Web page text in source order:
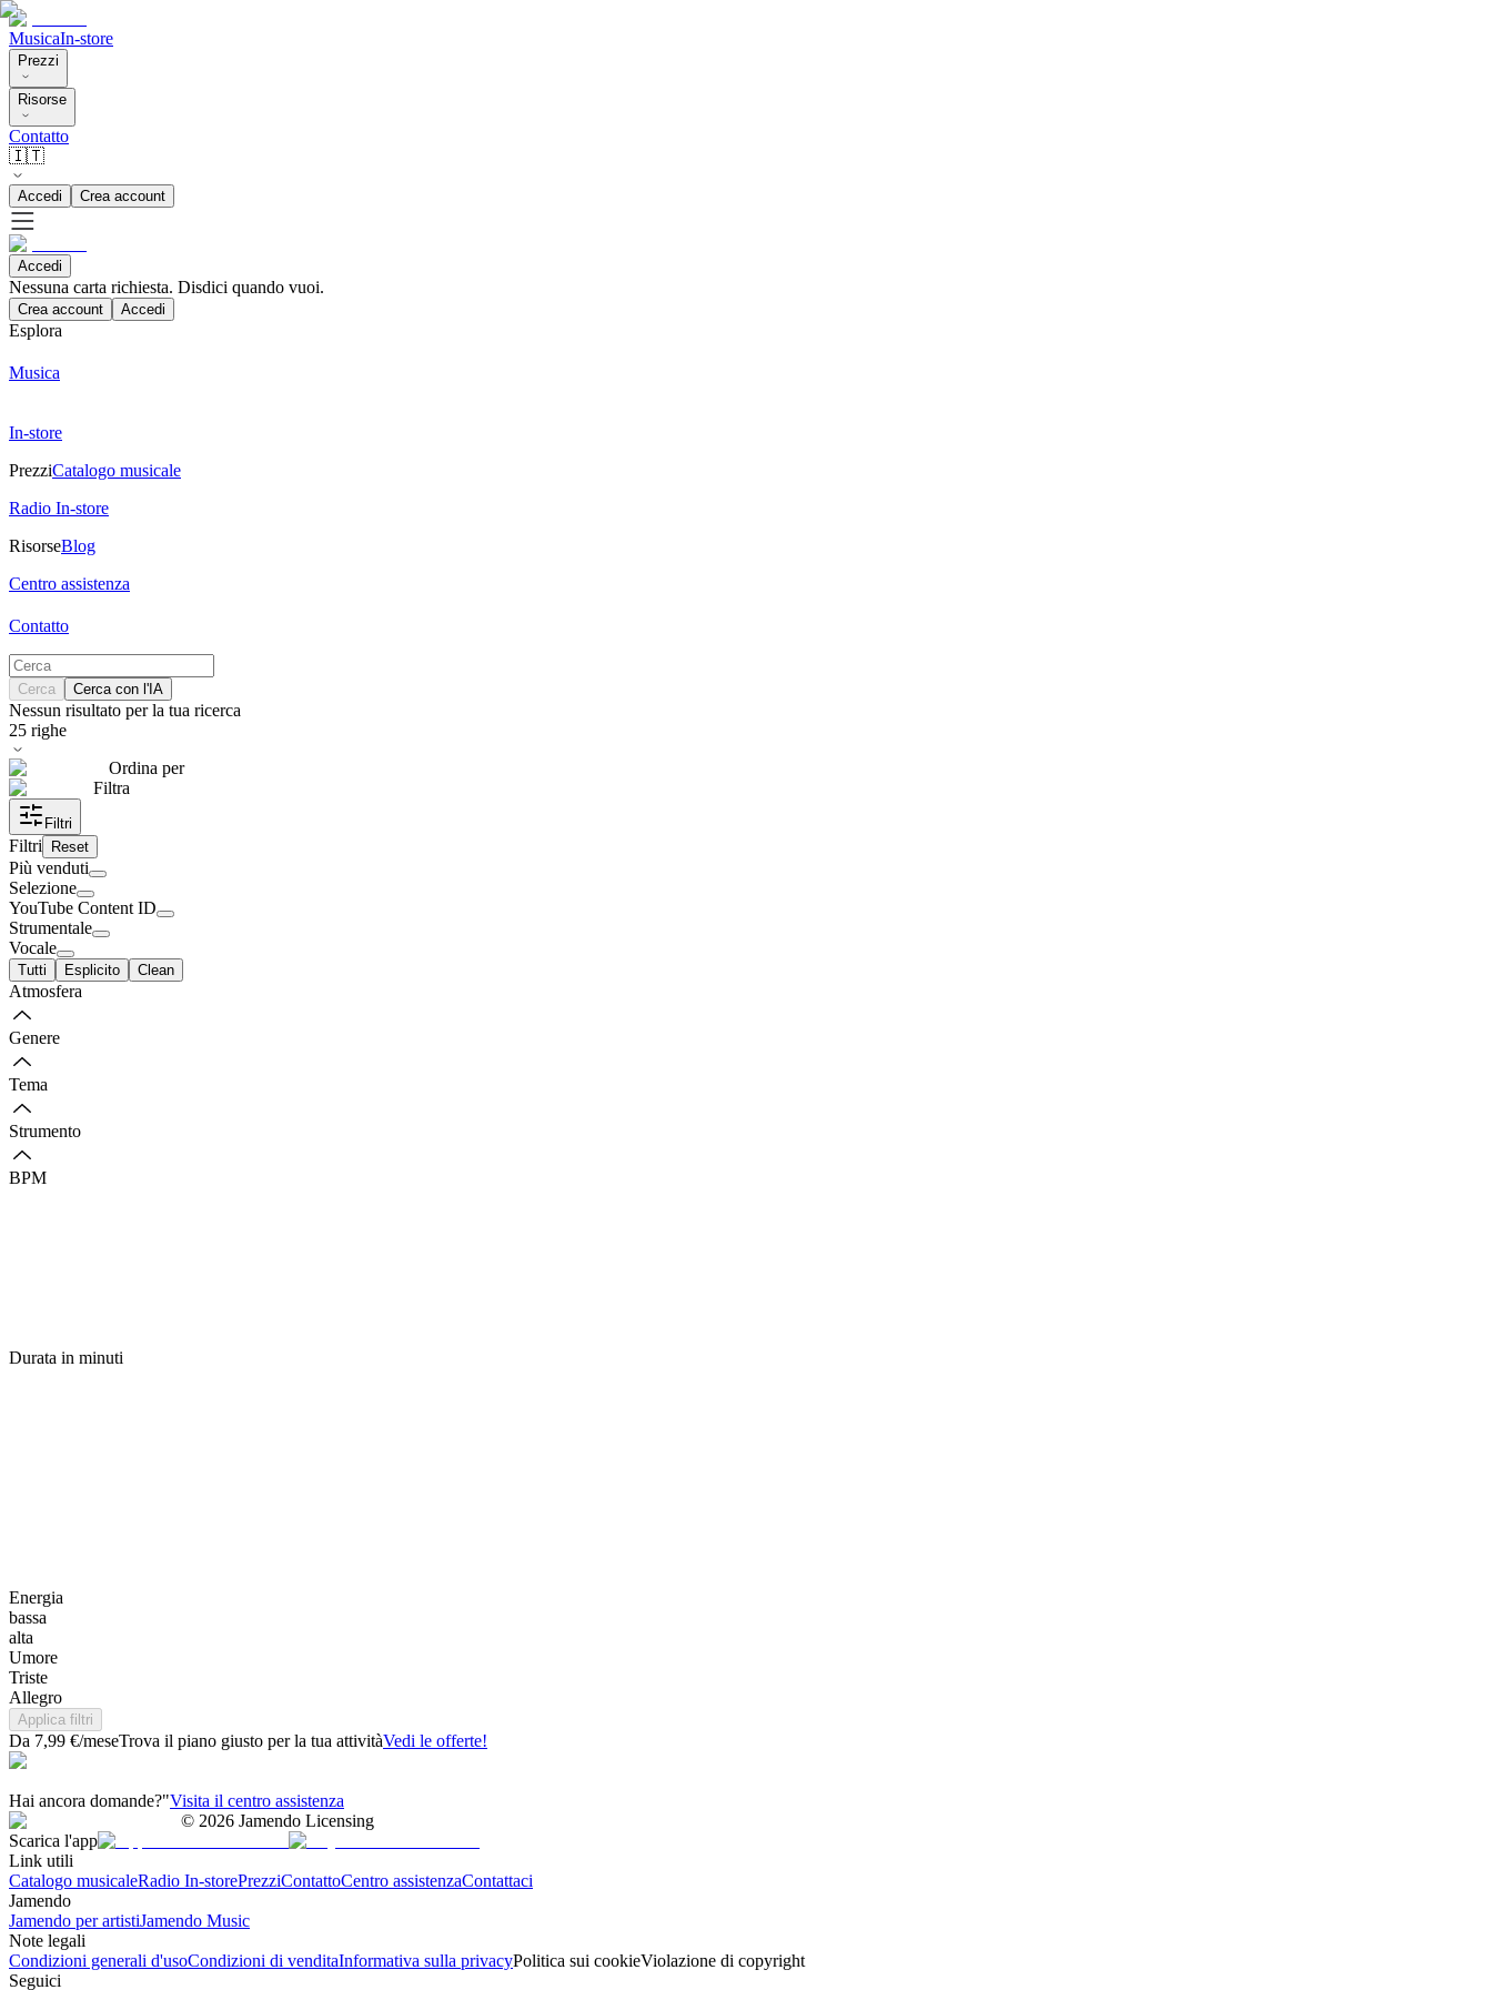
MusicaIn-store
Prezzi
Risorse
Contatto
🇮🇹
Accedi Crea account
Accedi
Nessuna carta richiesta. Disdici quando vuoi.
Crea account Accedi
Esplora
Musica
In-store
PrezziCatalogo musicale
Radio In-store
RisorseBlog
Centro assistenza
Contatto
Cerca Cerca con l'IA
Nessun risultato per la tua ricerca
25 righe
Ordina per
Filtra
Filtri
Filtri Reset
Più venduti
Selezione
YouTube Content ID
Strumentale
Vocale
Tutti Esplicito Clean
Atmosfera
Genere
Tema
Strumento
BPM
Durata in minuti
Energia
bassa
alta
Umore
Triste
Allegro
Applica filtri
Da 7,99 €/meseTrova il piano giusto per la tua attivitàVedi le offerte!
Hai ancora domande?"Visita il centro assistenza
© 2026 Jamendo Licensing
Scarica l'app
Link utili
Catalogo musicaleRadio In-storePrezziContattoCentro assistenzaContattaci
Jamendo
Jamendo per artistiJamendo Music
Note legali
Condizioni generali d'usoCondizioni di venditaInformativa sulla privacyPolitica sui cookieViolazione di copyright
Seguici